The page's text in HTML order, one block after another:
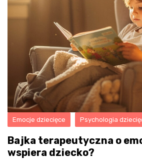
Emocje dziecięce Psychologia
Bajka terapeutyczna o
wspiera dziecko?